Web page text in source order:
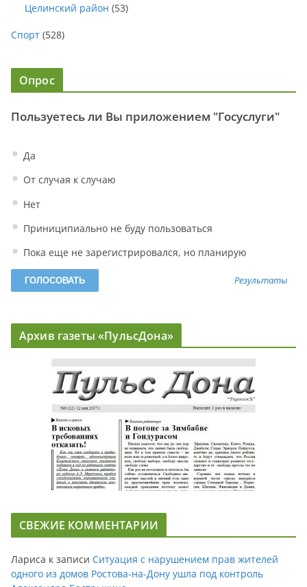
Целинский район (53)
Спорт (528)
Опрос
Пользуетесь ли Вы приложением "Госуслуги"
Да
От случая к случаю
Нет
Приниципиально не буду пользоваться
Пока еще не зарегистрировался, но планирую
Результаты
Архив газеты «ПульсДона»
СВЕЖИЕ КОММЕНТАРИИ
Лариса к записи Ситуация с нарушением прав жителей
одного из домов Ростова-на-Дону ушла под контроль